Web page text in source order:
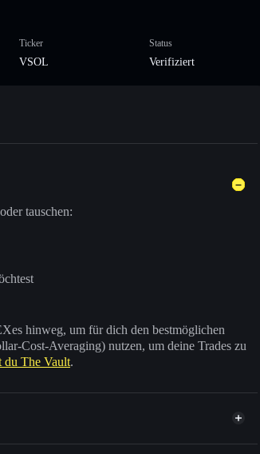
Ticker
VSOL
Status
Verifiziert
tauschen:
hinweg, um für dich den bestmöglichen
Cost-Averaging) nutzen, um deine Trades zu
du The Vault.